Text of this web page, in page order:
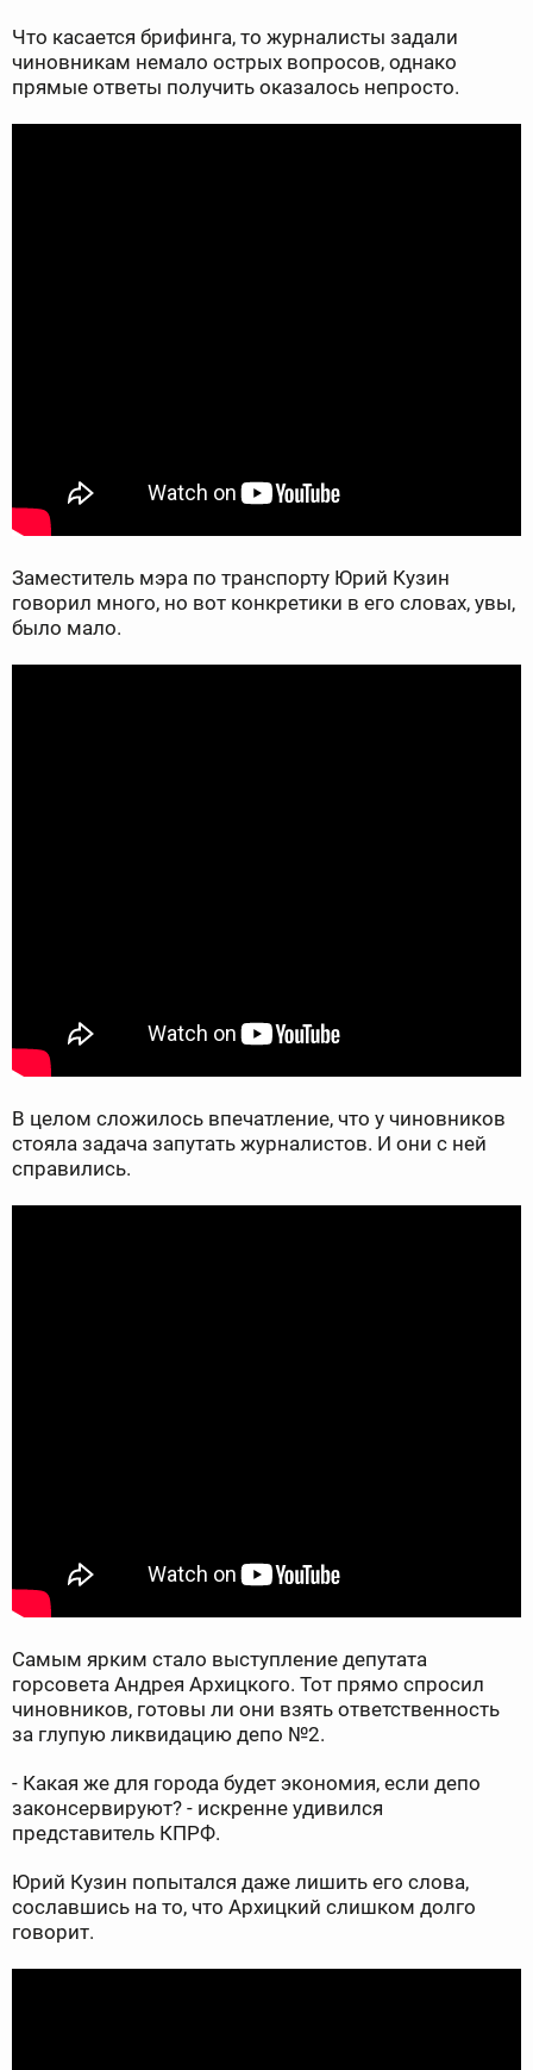
Что касается брифинга, то журналисты задали
чиновникам немало острых вопросов, однако
прямые ответы получить оказалось непросто.
Заместитель мэра по транспорту Юрий Кузин
говорил много, но вот конкретики в его словах, увы,
было мало.
В целом сложилось впечатление, что у чиновников
стояла задача запутать журналистов. И они с ней
справились.
Самым ярким стало выступление депутата
горсовета Андрея Архицкого. Тот прямо спросил
чиновников, готовы ли они взять ответственность
за глупую ликвидацию депо №2.
- Какая же для города будет экономия, если депо
законсервируют? - искренне удивился
представитель КПРФ.
Юрий Кузин попытался даже лишить его слова,
сославшись на то, что Архицкий слишком долго
говорит.